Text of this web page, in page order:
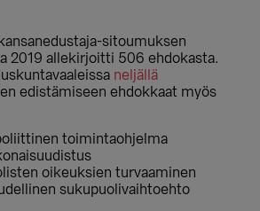
sitoumuksen
2019 allekirjoitti 506 ehdokasta.
neljällä
edistämiseen ehdokkaat myös
toimintaohjelma
oikeuksien turvaaminen
sukupuolivaihtoehto